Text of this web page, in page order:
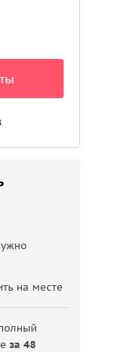
на месте
за 48